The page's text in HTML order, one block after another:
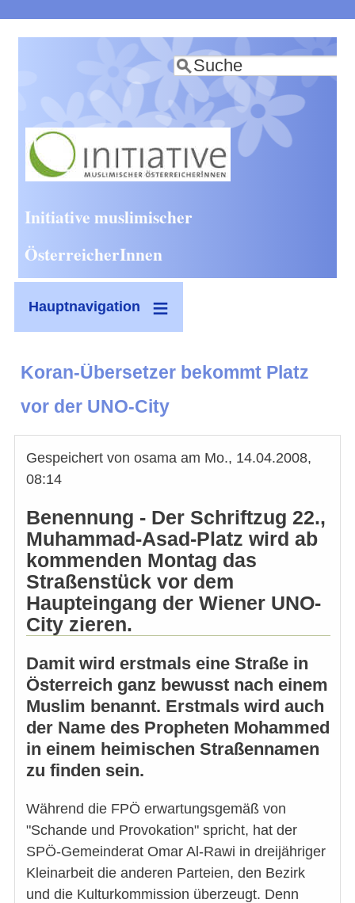
zum
Inhalt
Suche
Initiative muslimischer
ÖsterreicherInnen
Hauptnavigation
Koran-Übersetzer bekommt Platz
vor der UNO-City
Gespeichert von osama am Mo., 14.04.2008,
08:14
Benennung - Der Schriftzug 22.,
Muhammad-Asad-Platz wird ab
kommenden Montag das
Straßenstück vor dem
Haupteingang der Wiener UNO-
City zieren.
Damit wird erstmals eine Straße in
Österreich ganz bewusst nach einem
Muslim benannt. Erstmals wird auch
der Name des Propheten Mohammed
in einem heimischen Straßennamen
zu finden sein.
Während die FPÖ erwartungsgemäß von
"Schande und Provokation" spricht, hat der
SPÖ-Gemeinderat Omar Al-Rawi in dreijähriger
Kleinarbeit die anderen Parteien, den Bezirk
und die Kulturkommission überzeugt. Denn